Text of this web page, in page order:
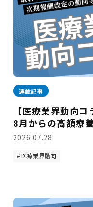
連載記事
【医療業界動向
8月からの高額療
2026.07.28
医療業界動向